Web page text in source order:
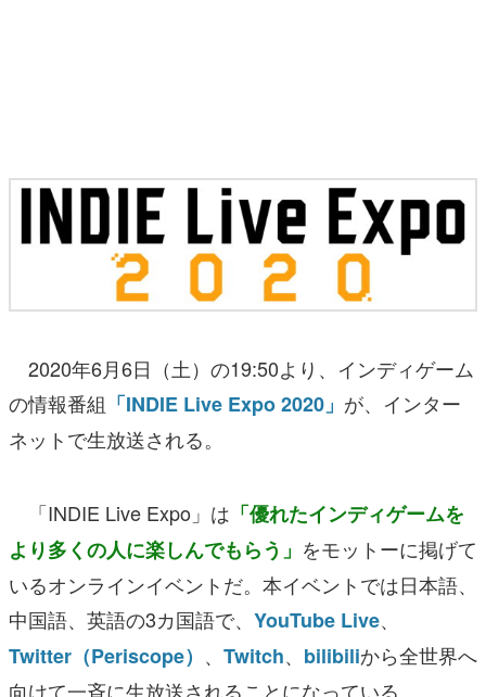
アプリレビュー
その他
電ファミニコゲーマーとは？
2020年6月6日（土）の19:50より、インディゲーム
の情報番組 「INDIE Live Expo 2020」 が、インター
ネットで生放送される。
「INDIE Live Expo」は 「優れたインディゲームを
より多くの人に楽しんでもらう」 をモットーに掲げて
いるオンラインイベントだ。本イベントでは日本語、
中国語、英語の3カ国語で、 YouTube Live、
Twitter（Periscope） 、 Twitch、 bilibiliから全世界へ
向けて一斉に生放送されることになっている。